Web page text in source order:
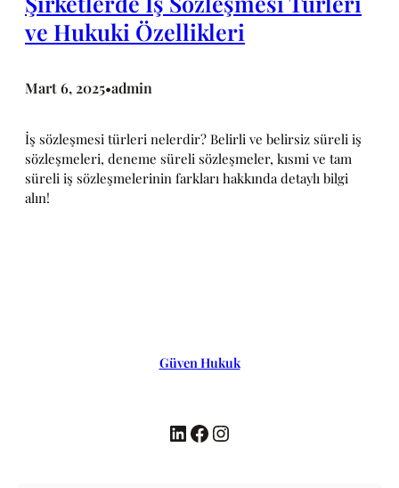
ve Hukuki Özellikleri
Mart 6, 2025•admin
İş sözleşmesi türleri nelerdir? Belirli ve belirsiz süreli iş
sözleşmeleri, deneme süreli sözleşmeler, kısmi ve tam
süreli iş sözleşmelerinin farkları hakkında detaylı bilgi
alın!
Güven Hukuk
LinkedIn Facebook Instagram